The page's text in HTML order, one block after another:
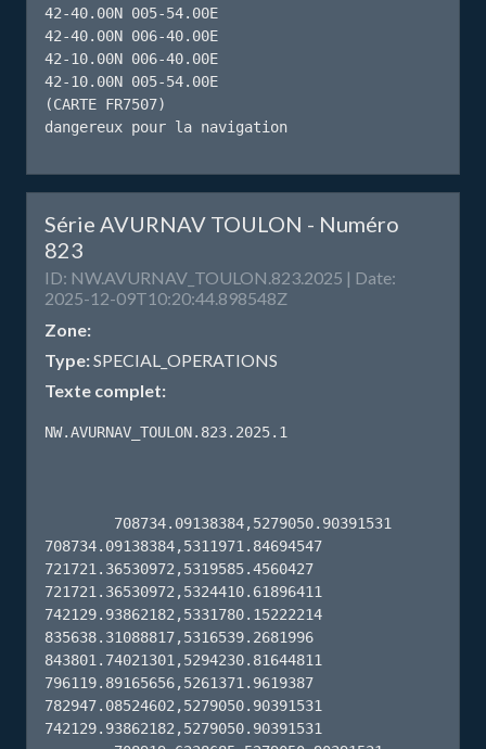
42-40.00N 005-54.00E
42-40.00N 006-40.00E
42-10.00N 006-40.00E
42-10.00N 005-54.00E
(CARTE FR7507)
dangereux pour la navigation
Série AVURNAV TOULON - Numéro
823
ID: NW.AVURNAV_TOULON.823.2025 | Date:
2025-12-09T10:20:44.898548Z
Zone:
Type:SPECIAL_OPERATIONS
Texte complet:
NW.AVURNAV_TOULON.823.2025.1
708734.09138384,5311971.84694547
721721.36530972,5319585.4560427
721721.36530972,5324410.61896411
742129.93862182,5331780.15222214
835638.31088817,5316539.2681996
843801.74021301,5294230.81644811
796119.89165656,5261371.9619387
782947.08524602,5279050.90391531
742129.93862182,5279050.90391531